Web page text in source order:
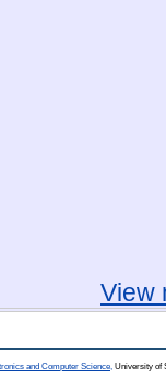
View
and Computer Science, University of